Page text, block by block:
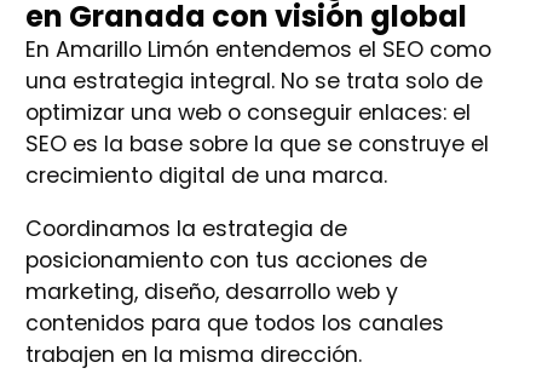
en Granada con visión global
En Amarillo Limón entendemos el SEO como
una estrategia integral. No se trata solo de
optimizar una web o conseguir enlaces: el
SEO es la base sobre la que se construye el
crecimiento digital de una marca.
Coordinamos la estrategia de
posicionamiento con tus acciones de
marketing, diseño, desarrollo web y
contenidos para que todos los canales
trabajen en la misma dirección.